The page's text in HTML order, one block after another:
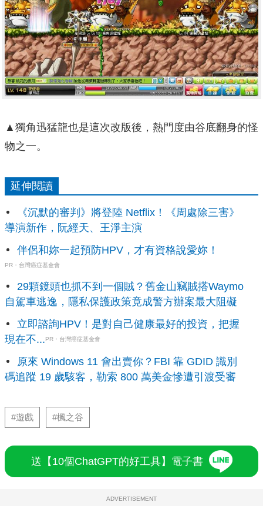
▲獨角迅猛龍也是這次改版後，熱門度由谷底翻身的怪
物之一。
延伸閱讀
《沉默的審判》將登陸 Netflix！《周處除三害》
導演新作，阮經天、王淨主演
伴侶和妳一起預防HPV，才有資格說愛妳！
PR・台灣癌症基金會
29顆鏡頭也抓不到一個賊？舊金山竊賊搭Waymo
自駕車逃逸，隱私保護政策竟成警方辦案最大阻礙
立即諮詢HPV！是對自己健康最好的投資，把握
現在不...PR・台灣癌症基金會
原來 Windows 11 會出賣你？FBI 靠 GDID 識別
碼追蹤 19 歲駭客，勒索 800 萬美金慘遭引渡受審
#遊戲 #楓之谷
送【10個ChatGPT的好工具】電子書
ADVERTISEMENT